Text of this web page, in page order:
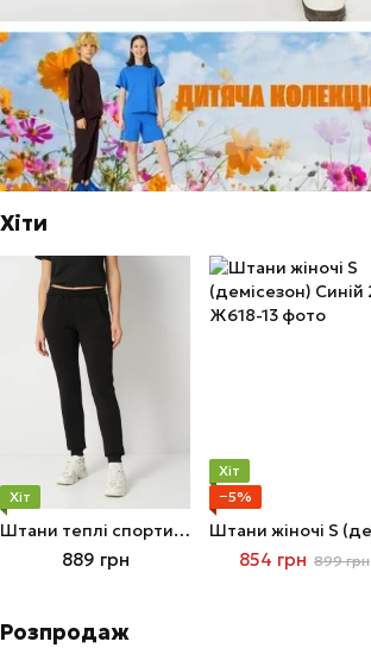
Хіти
Хіт
Штани теплі спортивні жіночі M Чорні
889 грн
Хіт
−5%
854 грн 899 грн
Розпродаж